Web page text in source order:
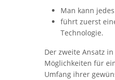
Man kann
führt zuerst
Technologie.
Der zweite Ansatz
Möglichkeiten für
Umfang ihrer